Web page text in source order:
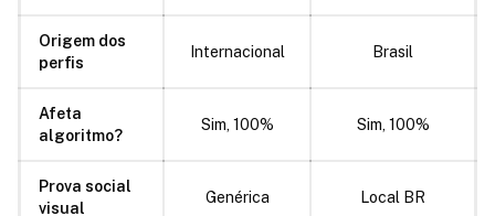
Origem dos
perfis
Internacional Brasil
Afeta
algoritmo?
Sim, 100% Sim, 100%
Prova social
visual
Genérica Local BR